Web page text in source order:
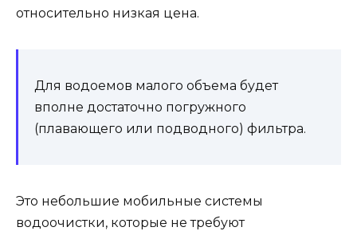
относительно низкая цена.
Для водоемов малого объема будет
вполне достаточно погружного
(плавающего или подводного) фильтра.
Это небольшие мобильные системы
водоочистки, которые не требуют